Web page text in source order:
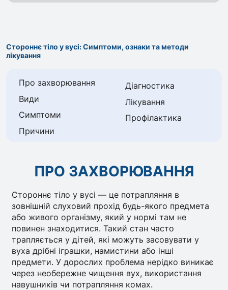
Стороннє тіло у вусі: Симптоми, ознаки та методи
лікування
Про захворювання
Види
Симптоми
Причини
Діагностика
Лікування
Профілактика
ПРО ЗАХВОРЮВАННЯ
Стороннє тіло у вусі — це потрапляння в
зовнішній слуховий прохід будь-якого предмета
або живого організму, який у нормі там не
повинен знаходитися. Такий стан часто
трапляється у дітей, які можуть засовувати у
вуха дрібні іграшки, намистини або інші
предмети. У дорослих проблема нерідко виникає
через необережне чищення вух, використання
навушників чи потрапляння комах.